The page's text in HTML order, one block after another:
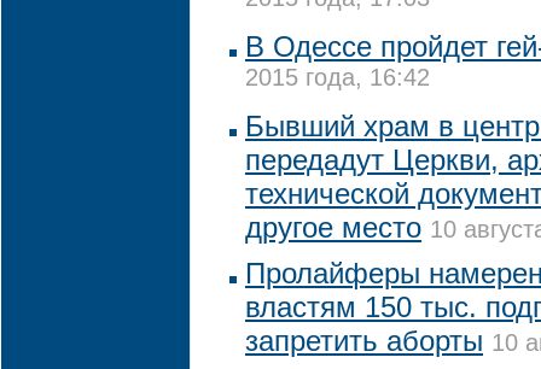
В Одессе пройдет
2015 года, 16:42
Бывший храм в
передадут Церкви,
технической
другое место 10
Пролайферы
властям 150 тыс.
запретить аборты 10